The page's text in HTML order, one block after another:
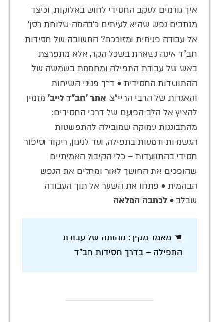
איך גורמים לעקב החסידי לחוש באלוקות, וכיצד
מנתבים נפש שהיא לעיתים כ'בהמה שלוחת רסן'
אל עבודה פנימית ומזוככת? התשובה של חסידות
חב"ד אינה נשארת בשכל הקר, אלא מתפרצת
באש של עבודת התפילה ומחממת בשמשה של
ההתוועדות החסידית • דרך פניני השיחות
והאגרות של הרבי הריי"צ, אתר 'חב"ד לייב' מזמין
להציץ אל הלב הפועם של דרכי החסידים:
מהתבוננות עמוקה שמובילה להתפשטות
הגשמיות ודמעות בתפילה, ועד לניגון, ריקוד וסיפור
חסידי בהתוועדות – כלי הקיבול האמיתיים
שהופכים את החושך לאור ומחלים את הנפש
הבהמית • פתחו את השער אל תוך העבודה
שבלב • לכתבה המלאה
☚ מאמר מקיף: מהותה של עבודת
התפילה – בדרך חסידות חב"ד